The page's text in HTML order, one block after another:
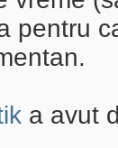
pentru
a avut